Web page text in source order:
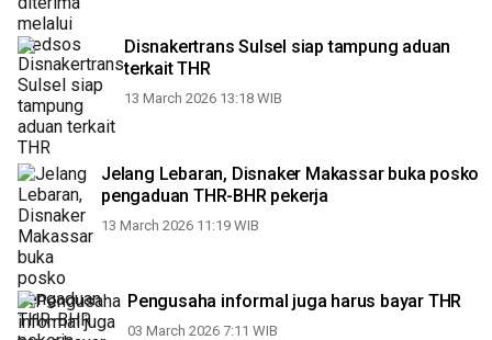
Disnakertrans Sulsel siap tampung aduan
terkait THR
13 March 2026 13:18 WIB
Jelang Lebaran, Disnaker Makassar buka posko
pengaduan THR-BHR pekerja
13 March 2026 11:19 WIB
Pengusaha informal juga harus bayar THR
03 March 2026 7:11 WIB